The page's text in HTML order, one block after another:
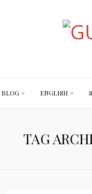
BLOG ENGLISH
TAG